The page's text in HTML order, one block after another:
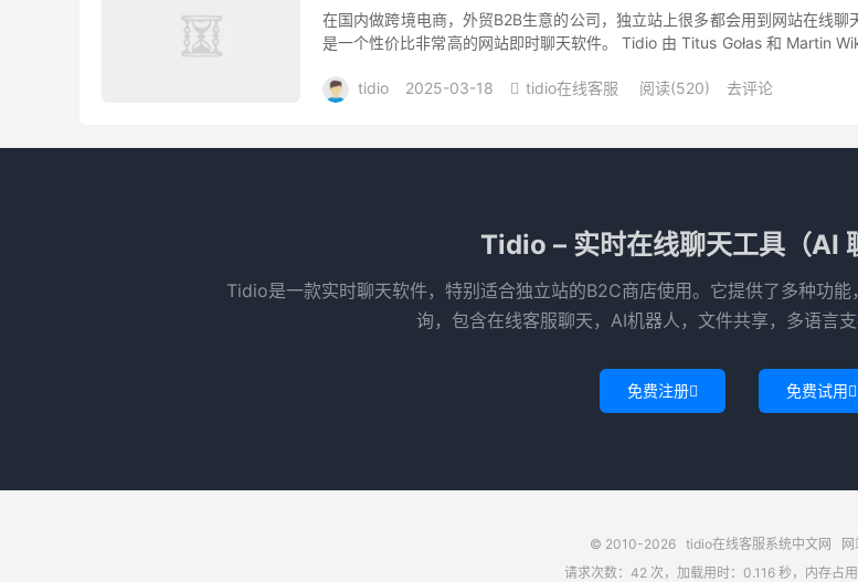
在国内做跨境电商，外贸B2B生意的公司，独立站上很多都会用到网站在线聊
是一个性价比非常高的网站即时聊天软件。 Tidio 由 Titus Gołas 和 Martin
tidio 2025-03-18  tidio在线客服 阅读(520) 去评论
Tidio – 实时在线聊天工具（AI
‌Tidio是一款实时聊天软件，特别适合独立站的B2C商店使用‌。它提供了多种功
询，包含在线客服聊天，AI机器人，文件共享，多语言支
免费注册 免费试用
© 2010-2026 tidio在线客服系统中文网
请求次数：42 次，加载用时：0.116 秒，内存占